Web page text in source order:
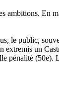
En
le public,
un
pénalité (50e).